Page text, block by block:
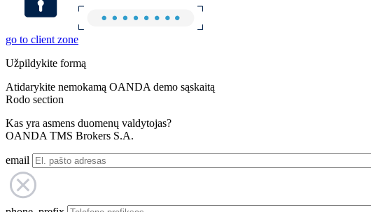
go to client zone
Užpildykite formą
Atidarykite nemokamą OANDA demo sąskaitą
Rodo section
Kas yra asmens duomenų valdytojas?
OANDA TMS Brokers S.A.
email